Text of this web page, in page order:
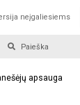
neįgaliesiems
apsauga